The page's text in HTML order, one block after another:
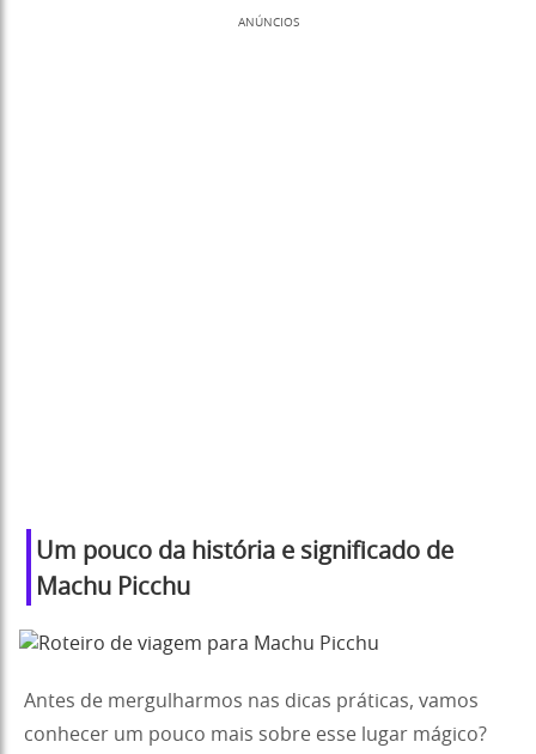
ANÚNCIOS
Um pouco da história e significado de
Machu Picchu
Antes de mergulharmos nas dicas práticas, vamos
conhecer um pouco mais sobre esse lugar mágico?